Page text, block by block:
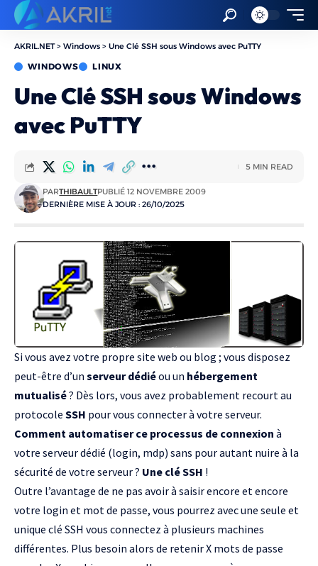
AKRIL.NET> Windows > Une Clé SSH sous Windows avec PuTTY
WINDOWS LINUX
Une Clé SSH sous Windows
avec PuTTY
DERNIÈRE MISE À JOUR : 26/10/2025
PARTHIBAULTPUBLIÉ 12 NOVEMBRE 2009
5 MIN READ
Si vous avez votre propre site web ou blog ; vous disposez
peut-être d’un serveur dédiéou un hébergement
mutualisé? Dès lors, vous avez probablement recourt au
protocole SSH pour vous connecter à votre serveur.
Comment automatiser ce processus de connexion à
votre serveur dédié (login, mdp) sans pour autant nuire à la
sécurité de votre serveur ? Une clé SSH !
Outre l’avantage de ne pas avoir à saisir encore et encore
votre login et mot de passe, vous pourrez avec une seule et
unique clé SSH vous connectez à plusieurs machines
différentes. Plus besoin alors de retenir X mots de passe